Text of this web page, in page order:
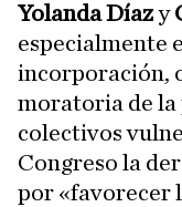
Yolanda Díazy
especialmente
incorporación,
moratoria de la
colectivos
Congreso la
por «favorecer